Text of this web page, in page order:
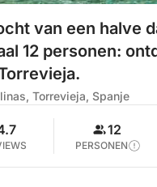
van een halve
12 personen:
Torrevieja, Spanje
12
PERSONEN